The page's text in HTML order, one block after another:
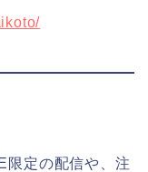
限定の配信や、注